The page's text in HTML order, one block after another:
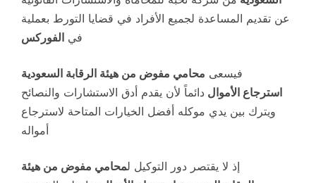
عن تقديم المساعدة لجميع الأفراد في قضايا التورط بعملية
في الفوركس
فيسعى محامي مفوض من هيئة الرقابة السعودية
استرجاع الأموال دائماً لأن يقدم أدق الاستشارات والنصائح
ويترك بين يدي موكله أفضل الخيارات المتاحة لاسترجاع
أمواله
إذ لا يقتصر دور التوكيل لمحامي مفوض من هيئة